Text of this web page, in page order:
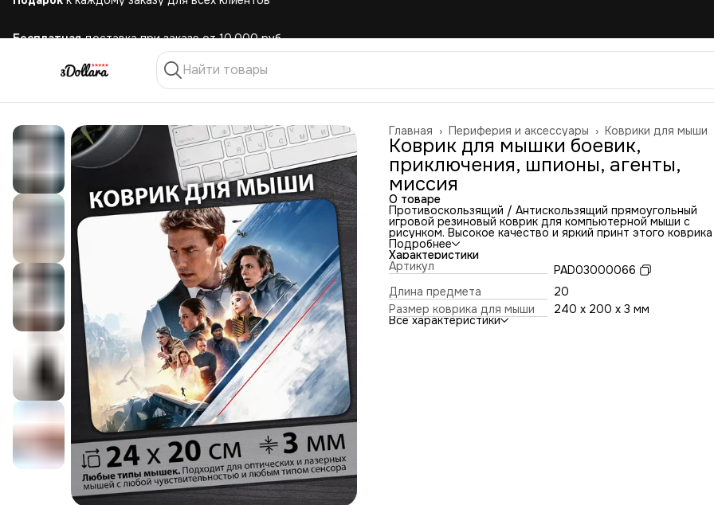
Коврики для мыши
Периферия и аксессуары ›
Главная ›
Коврик для мышки боевик,
приключения, шпионы, агенты,
миссия
О товаре
Противоскользящий / Антискользящий прямоугольный
игровой резиновый коврик для компьютерной мыши с
рисунком. Высокое качество и яркий принт этого коврика
оставит никого равнодушным. Повышенная
и лучшее соотношение цена/качество. Коврик подходит
всех типов мышей: оптических и лазерных с любой
чувствительностью и любым типом сенсора. Гладкая
тканевая поверхность обеспечивает полный контроль над
движениями компьютерной мышки. Нескользящее
из чёрной вспененной резины. Не очень большой и не
маленький, идеального размера коврик, надёжно
Подробнее
Характеристики
Артикул
PAD03000066
Длина предмета
20
Размер коврика для мыши
240 x 200 x 3 мм
Все характеристики